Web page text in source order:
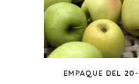
EMPAQUE DEL